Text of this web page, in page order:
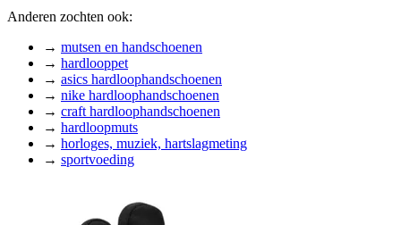
Anderen zochten ook:
→ mutsen en handschoenen
→ hardlooppet
→ asics hardloophandschoenen
→ nike hardloophandschoenen
→ craft hardloophandschoenen
→ hardloopmuts
→ horloges, muziek, hartslagmeting
→ sportvoeding